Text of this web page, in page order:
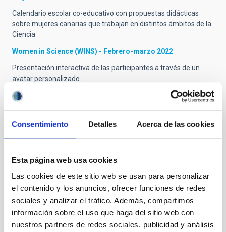
Consentimiento Detalles Acerca de las cookies
Esta página web usa cookies
Las cookies de este sitio web se usan para personalizar
el contenido y los anuncios, ofrecer funciones de redes
sociales y analizar el tráfico. Además, compartimos
información sobre el uso que haga del sitio web con
nuestros partners de redes sociales, publicidad y análisis
Calendario escolar co-educativo con propuestas didácticas
sobre mujeres canarias que trabajan en distintos ámbitos de la
Ciencia.
Women in Science (WINS) - Febrero-marzo 2022
Presentación interactiva de las participantes a través de un
avatar personalizado.
Charlas 11F - Febrero-marzo 2022
Charlas de científicas en centros educativos, promovidas por la
Plataforma 11 de febrero. En Tenerife, Adriana de Lorenzo-
Charlas 11F del proyecto NRT - Del 7 al11 de febrero de
Charlas y talleres, presenciales y online, a cargo de las
científicas e ingenieras integrantes del equipo New Robotic
Telescope (NRT). Participan Sandra Benítez, Marta Escriche,